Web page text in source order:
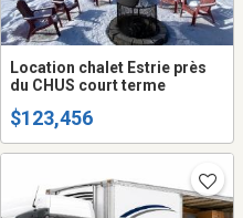
Location chalet Estrie près
du CHUS court terme
$123,456